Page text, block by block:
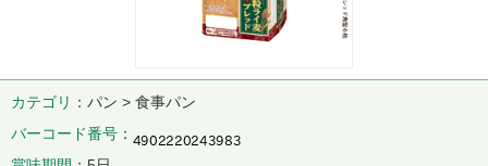
カテゴリ
パン > 食事パン
バーコード番号